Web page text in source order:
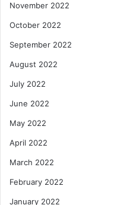
November 2022
October 2022
September 2022
August 2022
July 2022
June 2022
May 2022
April 2022
March 2022
February 2022
January 2022